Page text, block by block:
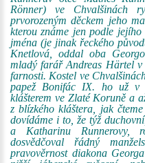
Rönner) ve Chvalšinách
prvorozeným děckem jeho
kterou známe jen podle jejího
jména (je jinak řeckého
Knetlová, oddal oba
mladý farář Andreas Härtel v
farnosti. Kostel ve
papež Bonifác IX. ho už v
klášterem ve Zlaté Koruně a
z blízkého kláštera, jak
dovídáme i to, že týž
a Katharinu Runnerovy,
dosvědčoval řádný
pravověrnost diakona